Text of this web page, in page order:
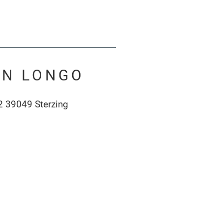
LONGO
39049 Sterzing